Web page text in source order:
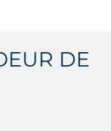
DE